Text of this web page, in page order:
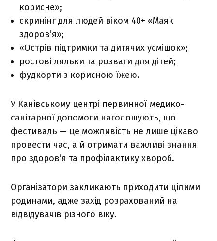
корисне»;
скринінг для людей віком 40+ «Маяк
здоров’я»;
«Острів підтримки та дитячих усмішок»;
ростові ляльки та розваги для дітей;
фудкорти з корисною їжею.
У Канівському центрі первинної медико-
санітарної допомоги наголошують, що
фестиваль — це можливість не лише цікаво
провести час, а й отримати важливі знання
про здоров’я та профілактику хвороб.
Організатори закликають приходити цілими
родинами, адже захід розрахований на
відвідувачів різного віку.